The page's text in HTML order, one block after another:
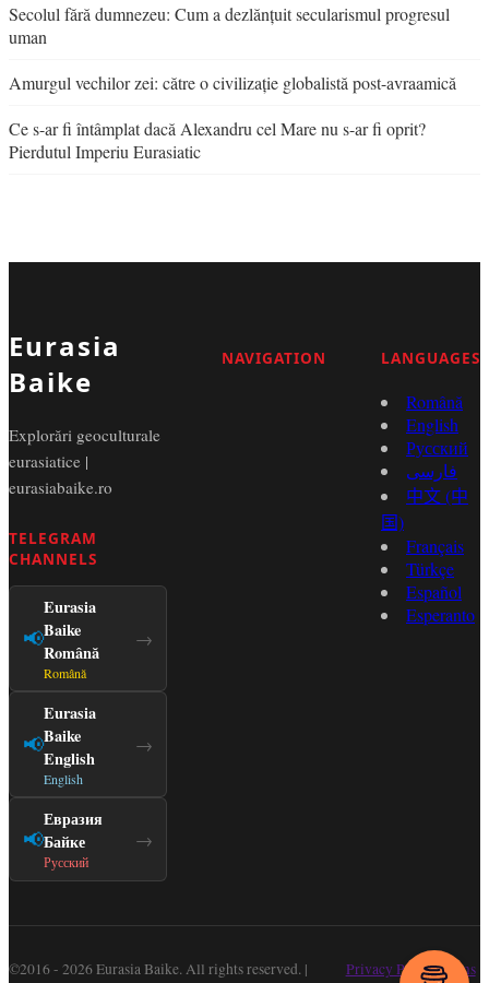
Secolul fără dumnezeu: Cum a dezlănțuit secularismul progresul
uman
Amurgul vechilor zei: către o civilizație globalistă post-avraamică
Ce s-ar fi întâmplat dacă Alexandru cel Mare nu s-ar fi oprit?
Pierdutul Imperiu Eurasiatic
Eurasia
Baike
Explorări geoculturale
eurasiatice |
eurasiabaike.ro
TELEGRAM
CHANNELS
📢
Eurasia
Baike
Română
Română
→
📢
Eurasia
Baike
English
English
→
📢
Евразия
Байке
Русский
→
NAVIGATION LANGUAGES
Română
English
Русский
فارسی
中文 (中
国)
Français
Türkçe
Español
Esperanto
©2016 - 2026 Eurasia Baike. All rights reserved. |
Privacy PolicyTerms